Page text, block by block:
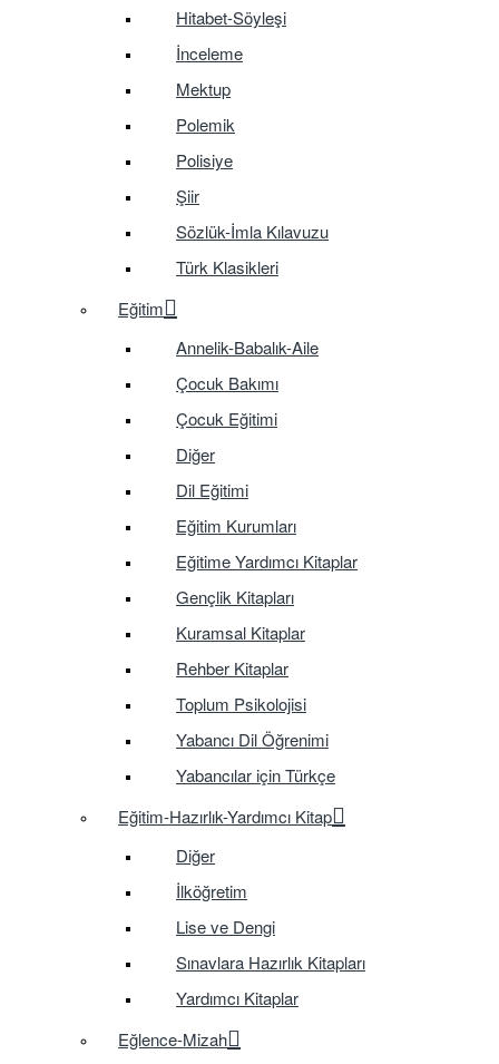
Hitabet-Söyleşi
İnceleme
Mektup
Polemik
Polisiye
Şiir
Sözlük-İmla Kılavuzu
Türk Klasikleri
Eğitim
Annelik-Babalık-Aile
Çocuk Bakımı
Çocuk Eğitimi
Diğer
Dil Eğitimi
Eğitim Kurumları
Eğitime Yardımcı Kitaplar
Gençlik Kitapları
Kuramsal Kitaplar
Rehber Kitaplar
Toplum Psikolojisi
Yabancı Dil Öğrenimi
Yabancılar için Türkçe
Eğitim-Hazırlık-Yardımcı Kitap
Diğer
İlköğretim
Lise ve Dengi
Sınavlara Hazırlık Kitapları
Yardımcı Kitaplar
Eğlence-Mizah